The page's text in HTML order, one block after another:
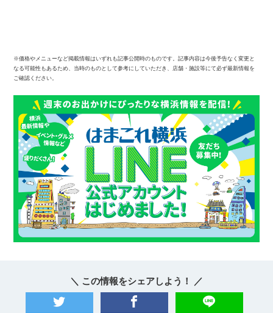
※価格やメニューなど掲載情報はいずれも記事公開時のものです。記事内容は今後予告なく変更と
なる可能性もあるため、当時のものとして参考にしていただき、店舗・施設等にて必ず最新情報を
ご確認ください。
＼ この情報をシェアしよう！ ／